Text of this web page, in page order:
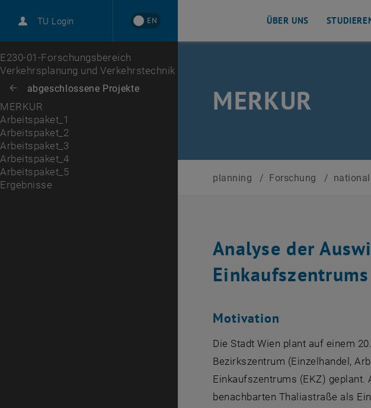
TU Login EN
Zur 1. Menü Ebene
E230-01-Forschungsbereich
Verkehrsplanung und Verkehrstechnik
Zurück: Subseiten von abgeschlossene Projekte auflisten
Zurück zur letzten Ebene:
abgeschlossene Projekte
MERKUR
Arbeitspaket_1
Arbeitspaket_2
Arbeitspaket_3
Arbeitspaket_4
Arbeitspaket_5
Ergebnisse
ÜBER UNS
MERKUR
planning / Forschung /
Analyse der
Motivation
Die Stadt Wien plant auf einem
Bezirkszentrum (Einzelhandel,
Einkaufszentrums (EKZ)
benachbarten Thaliastraße als